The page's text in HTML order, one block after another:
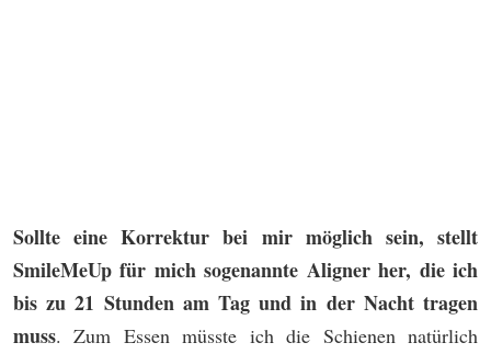
Sollte eine Korrektur bei mir möglich sein, stellt
SmileMeUp für mich sogenannte Aligner her, die ich
bis zu 21 Stunden am Tag und in der Nacht tragen
muss. Zum Essen müsste ich die Schienen natürlich